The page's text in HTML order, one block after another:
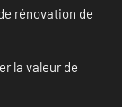
rénovation de
la valeur de